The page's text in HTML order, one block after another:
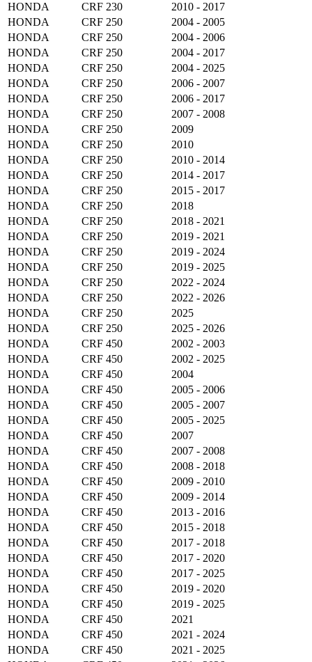
HONDA
CRF 230
2010 - 2017
HONDA
CRF 250
2004 - 2005
HONDA
CRF 250
2004 - 2006
HONDA
CRF 250
2004 - 2017
HONDA
CRF 250
2004 - 2025
HONDA
CRF 250
2006 - 2007
HONDA
CRF 250
2006 - 2017
HONDA
CRF 250
2007 - 2008
HONDA
CRF 250
2009
HONDA
CRF 250
2010
HONDA
CRF 250
2010 - 2014
HONDA
CRF 250
2014 - 2017
HONDA
CRF 250
2015 - 2017
HONDA
CRF 250
2018
HONDA
CRF 250
2018 - 2021
HONDA
CRF 250
2019 - 2021
HONDA
CRF 250
2019 - 2024
HONDA
CRF 250
2019 - 2025
HONDA
CRF 250
2022 - 2024
HONDA
CRF 250
2022 - 2026
HONDA
CRF 250
2025
HONDA
CRF 250
2025 - 2026
HONDA
CRF 450
2002 - 2003
HONDA
CRF 450
2002 - 2025
HONDA
CRF 450
2004
HONDA
CRF 450
2005 - 2006
HONDA
CRF 450
2005 - 2007
HONDA
CRF 450
2005 - 2025
HONDA
CRF 450
2007
HONDA
CRF 450
2007 - 2008
HONDA
CRF 450
2008 - 2018
HONDA
CRF 450
2009 - 2010
HONDA
CRF 450
2009 - 2014
HONDA
CRF 450
2013 - 2016
HONDA
CRF 450
2015 - 2018
HONDA
CRF 450
2017 - 2018
HONDA
CRF 450
2017 - 2020
HONDA
CRF 450
2017 - 2025
HONDA
CRF 450
2019 - 2020
HONDA
CRF 450
2019 - 2025
HONDA
CRF 450
2021
HONDA
CRF 450
2021 - 2024
HONDA
CRF 450
2021 - 2025